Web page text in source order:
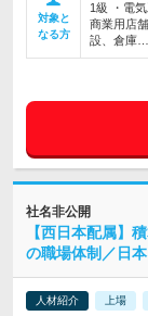
対象と
なる方
1級 ・電
商業用店
設、倉庫…
社名非公開
【西日本配属】
の職場体制／日
人材紹介 上場